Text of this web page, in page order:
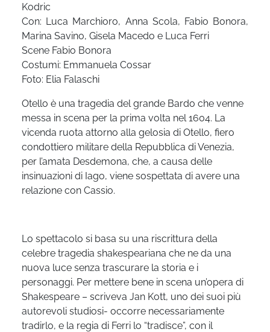
Kodric
Con: Luca Marchioro, Anna Scola, Fabio Bonora,
Marina Savino, Gisela Macedo e Luca Ferri
Scene Fabio Bonora
Costumi: Emmanuela Cossar
Foto: Elia Falaschi
Otello è una tragedia del grande Bardo che venne
messa in scena per la prima volta nel 1604. La
vicenda ruota attorno alla gelosia di Otello, fiero
condottiero militare della Repubblica di Venezia,
per l’amata Desdemona, che, a causa delle
insinuazioni di Iago, viene sospettata di avere una
relazione con Cassio.
Lo spettacolo si basa su una riscrittura della
celebre tragedia shakespeariana che ne da una
nuova luce senza trascurare la storia e i
personaggi. Per mettere bene in scena un’opera di
Shakespeare – scriveva Jan Kott, uno dei suoi più
autorevoli studiosi- occorre necessariamente
tradirlo, e la regia di Ferri lo “tradisce”, con il